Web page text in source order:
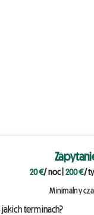
20 €/ noc 200 €/
Minimalny
jakich terminach?